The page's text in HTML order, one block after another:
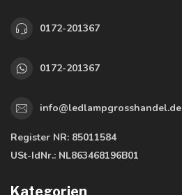
0172-201367
0172-201367
info@ledlampgrosshandel.de
Register NR: 85011584
USt-IdNr.: NL863468196B01
Kategorien